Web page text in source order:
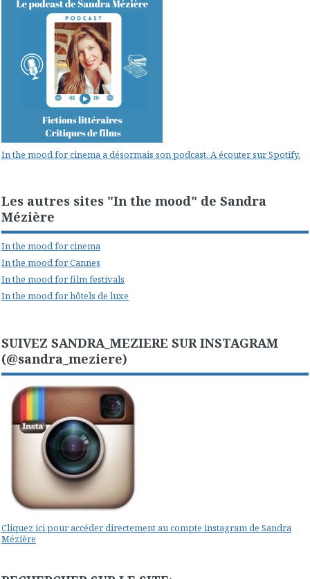
In the mood for cinema a désormais son podcast. A écouter sur Spotify.
Les autres sites "In the mood" de Sandra
Mézière
In the mood for cinema
In the mood for Cannes
In the mood for film festivals
In the mood for hôtels de luxe
SUIVEZ SANDRA_MEZIERE SUR INSTAGRAM
(@sandra_meziere)
Cliquez ici pour accéder directement au compte instagram de Sandra
Mézière